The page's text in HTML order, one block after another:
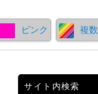
ピンク 複数
サイト内検索